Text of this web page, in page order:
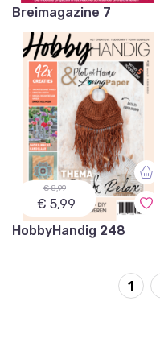
Breimagazine 7
€ 8,99
€ 5,99
HobbyHandig 248
1